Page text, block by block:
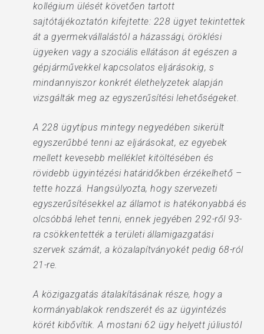
kollégium ülését követően tartott
sajtótájékoztatón kifejtette: 228 ügyet tekintettek
át a gyermekvállalástól a házassági, öröklési
ügyeken vagy a szociális ellátáson át egészen a
gépjárművekkel kapcsolatos eljárásokig, s
mindannyiszor konkrét élethelyzetek alapján
vizsgálták meg az egyszerűsítési lehetőségeket.
A 228 ügytípus mintegy negyedében sikerült
egyszerűbbé tenni az eljárásokat, ez egyebek
mellett kevesebb melléklet kitöltésében és
rövidebb ügyintézési határidőkben érzékelhető –
tette hozzá. Hangsúlyozta, hogy szervezeti
egyszerűsítésekkel az államot is hatékonyabbá és
olcsóbbá lehet tenni, ennek jegyében 292-ről 93-
ra csökkentették a területi államigazgatási
szervek számát, a közalapítványokét pedig 68-ról
21-re.
A közigazgatás átalakításának része, hogy a
kormányablakok rendszerét és az ügyintézés
körét kibővítik. A mostani 62 ügy helyett júliustól